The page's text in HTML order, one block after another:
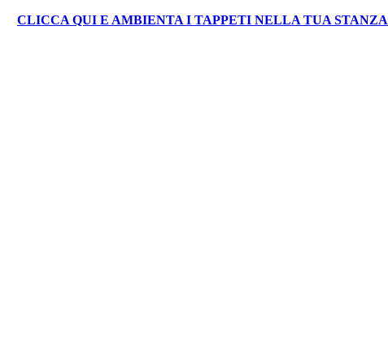
CLICCA QUI E AMBIENTA I TAPPETI NELLA TUA STANZA